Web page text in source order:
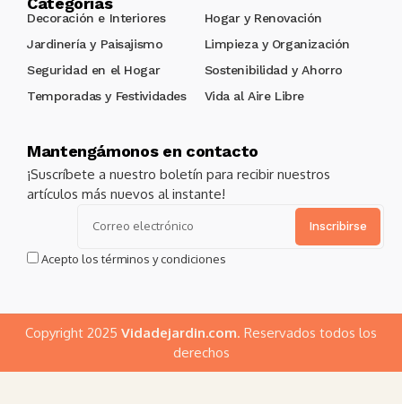
Decoración e Interiores
Hogar y Renovación
Jardinería y Paisajismo
Limpieza y Organización
Seguridad en el Hogar
Sostenibilidad y Ahorro
Temporadas y Festividades
Vida al Aire Libre
Mantengámonos en contacto
¡Suscríbete a nuestro boletín para recibir nuestros
artículos más nuevos al instante!
Acepto los términos y condiciones
Copyright 2025 Vidadejardin.com. Reservados todos los
derechos